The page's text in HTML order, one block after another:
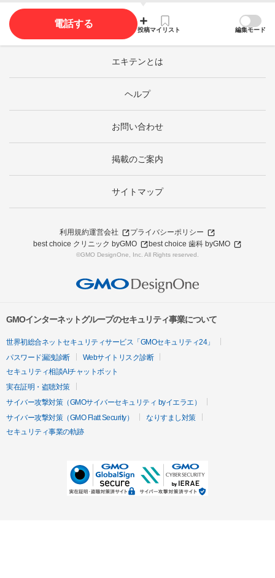
電話する
投稿マイリスト 編集モード
エキテンとは
ヘルプ
お問い合わせ
掲載のご案内
サイトマップ
利用規約運営会社
プライバシーポリシー
best choice クリニック byGMO
best choice 歯科 byGMO
©GMO DesignOne, Inc. All Rights reserved.
GMOインターネットグループのセキュリティ事業について
世界初総合ネットセキュリティサービス「GMOセキュリティ24」
パスワード漏洩診断
Webサイトリスク診断
セキュリティ相談AIチャットボット
実在証明・盗聴対策
サイバー攻撃対策（GMOサイバーセキュリティ byイエラエ）
サイバー攻撃対策（GMO Flatt Security）
なりすまし対策
セキュリティ事業の軌跡